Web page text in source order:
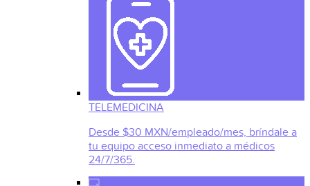
TELEMEDICINA
Desde $30 MXN/empleado/mes, bríndale a
tu equipo acceso inmediato a médicos
24/7/365.